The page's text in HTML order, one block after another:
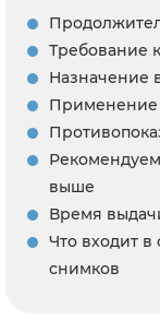
Требование
Назначение
Применение
выше
Время
Что входит в
снимков